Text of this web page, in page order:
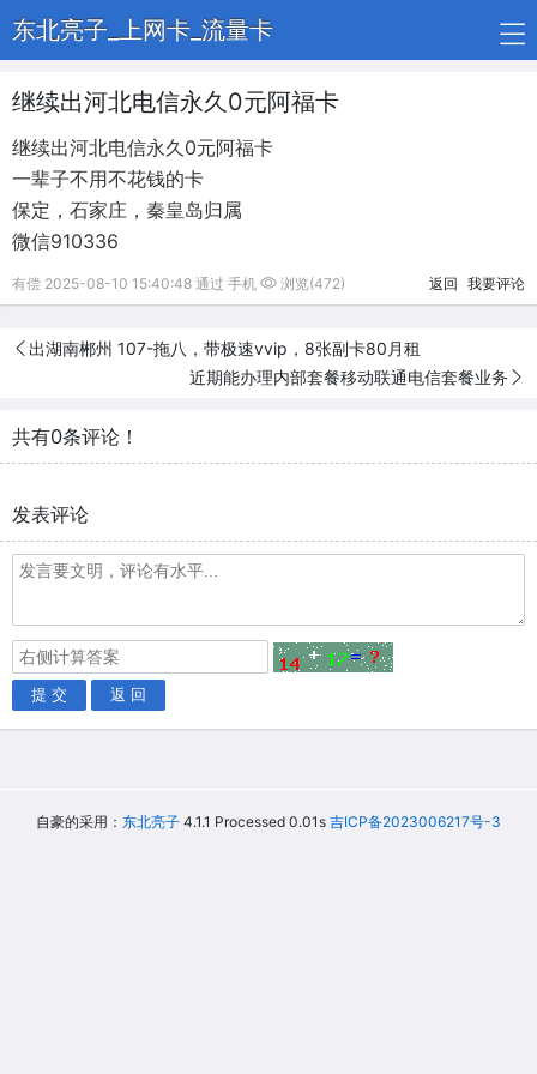
东北亮子_上网卡_流量卡
继续出河北电信永久0元阿福卡
继续出河北电信永久0元阿福卡
​一辈子不用不花钱的卡
​保定，石家庄，秦皇岛归属
微信910336
有偿 2025-08-10 15:40:48 通过 手机 浏览(472) 返回 我要评论
出湖南郴州 107-拖八，带极速vvip，8张副卡80月租
近期能办理内部套餐移动联通电信套餐业务
共有0条评论！
发表评论
提 交 返 回
自豪的采用： 东北亮子 4.1.1 Processed 0.01s 吉ICP备2023006217号-3